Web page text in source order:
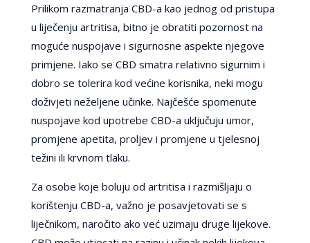
Prilikom razmatranja CBD-a kao jednog od pristupa
u liječenju artritisa, bitno je obratiti pozornost na
moguće nuspojave i sigurnosne aspekte njegove
primjene. Iako se CBD smatra relativno sigurnim i
dobro se tolerira kod većine korisnika, neki mogu
doživjeti neželjene učinke. Najčešće spomenute
nuspojave kod upotrebe CBD-a uključuju umor,
promjene apetita, proljev i promjene u tjelesnoj
težini ili krvnom tlaku.
Za osobe koje boluju od artritisa i razmišljaju o
korištenju CBD-a, važno je posavjetovati se s
liječnikom, naročito ako već uzimaju druge lijekove.